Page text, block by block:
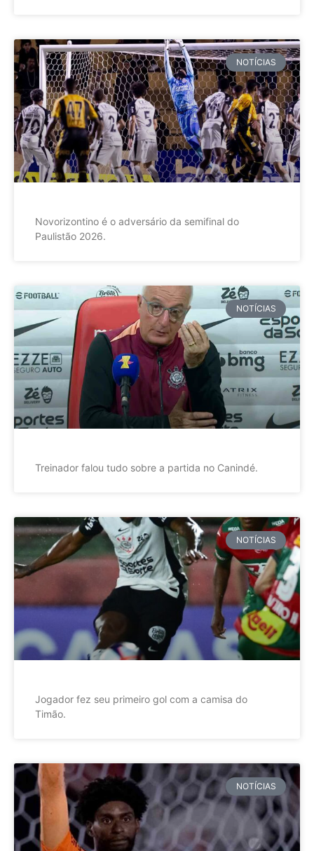
NOTÍCIAS
Novorizontino é o adversário da semifinal do
Paulistão 2026.
NOTÍCIAS
Treinador falou tudo sobre a partida no Canindé.
NOTÍCIAS
Jogador fez seu primeiro gol com a camisa do
Timão.
NOTÍCIAS